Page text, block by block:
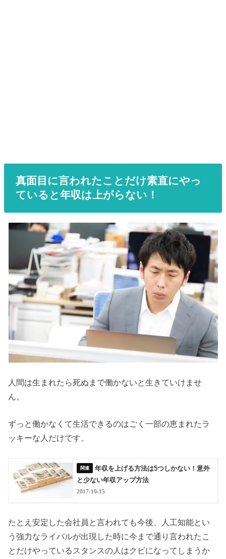
真面目に言われたことだけ素直にやっ
ていると年収は上がらない！
人間は生まれたら死ぬまで働かないと生きていけませ
ん。
ずっと働かなくて生活できるのはごく一部の恵まれたラ
ッキーな人だけです。
年収を上げる方法は5つしかない！意外
と少ない年収アップ方法
2017-10-15
たとえ安定した会社員と言われても今後、人工知能とい
う強力なライバルが出現した時に今まで通り言われたこ
とだけやっているスタンスの人はクビになってしまうか